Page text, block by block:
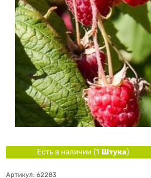
Есть в наличии (1 Штука)
Артикул: 62283